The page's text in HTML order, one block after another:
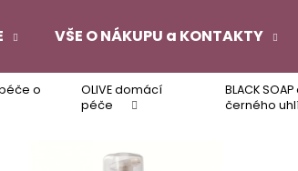
VŠE O NÁKUPU a KONTAKTY
péče o
OLIVE domácí
péče
BLACK
černého
najít?